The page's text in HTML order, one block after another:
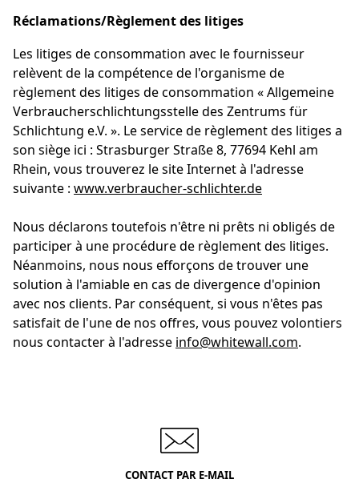
Réclamations/Règlement des litiges
Les litiges de consommation avec le fournisseur
relèvent de la compétence de l'organisme de
règlement des litiges de consommation « Allgemeine
Verbraucherschlichtungsstelle des Zentrums für
Schlichtung e.V. ». Le service de règlement des litiges a
son siège ici : Strasburger Straße 8, 77694 Kehl am
Rhein, vous trouverez le site Internet à l'adresse
suivante : www.verbraucher-schlichter.de
Nous déclarons toutefois n'être ni prêts ni obligés de
participer à une procédure de règlement des litiges.
Néanmoins, nous nous efforçons de trouver une
solution à l'amiable en cas de divergence d'opinion
avec nos clients. Par conséquent, si vous n'êtes pas
satisfait de l'une de nos offres, vous pouvez volontiers
nous contacter à l'adresse info@whitewall.com.
CONTACT PAR E-MAIL